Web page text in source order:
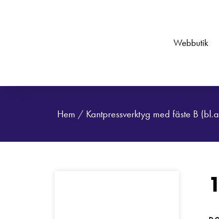
Webbutik
Hem / Kantpressverktyg med fäste B